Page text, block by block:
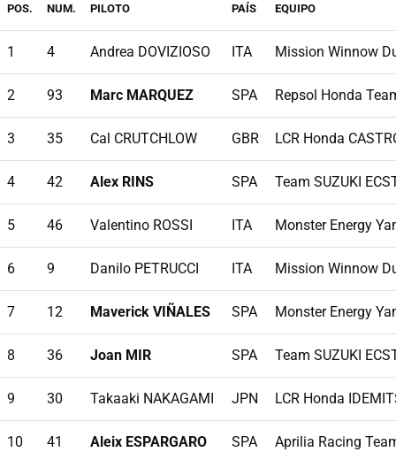
POS. NUM. PILOTO PAÍS EQUIPO
1 4 Andrea DOVIZIOSO ITA Mission Winnow
2 93 Marc MARQUEZ SPA Repsol Honda
3 35 Cal CRUTCHLOW GBR LCR Honda
4 42 Alex RINS SPA Team SUZUKI
5 46 Valentino ROSSI ITA Monster Energy
6 9 Danilo PETRUCCI ITA Mission Winnow
7 12 Maverick VIÑALES SPA Monster Energy
8 36 Joan MIR SPA Team SUZUKI
9 30 Takaaki NAKAGAMI JPN LCR Honda
10 41 Aleix ESPARGARO SPA Aprilia Racing